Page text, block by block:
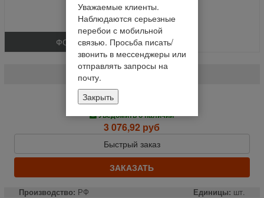
ФОТО
Кожух вентилятора Енисей (шт.)
34-2-18-2А
Нет в наличии
Уведомить о наличии
3 076,92 руб
Быстрый заказ
ЗАКАЗАТЬ
Производство: РФ Единицы: шт.
Уважаемые клиенты.
Наблюдаются серьезные
перебои с мобильной
связью. Просьба писать/
звонить в мессенджеры или
отправлять запросы на
почту.
Закрыть